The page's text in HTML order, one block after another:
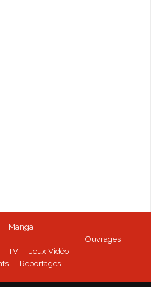
Manga
TV Jeux Vidéo
Ouvrages
Reportages